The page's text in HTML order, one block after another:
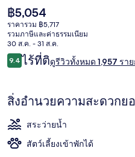
เพิ่มเติม นักเดินทางล้วนแล้วแต่ปร
ราคา
ปัจจุบัน
฿5,054
฿5,054
ราคารวม ฿5,717
รวมภาษีและค่าธรรมเนียม
30 ส.ค. - 31 ส.ค.
รีวิว
9.49.4 จาก 10
ไร้ที่ติดูรีวิวทั้งหมด 1,957 รา
สิ่งอำนวยความสะดวกย
สระว่ายน้ำ
สัตว์เลี้ยงเข้าพักได้